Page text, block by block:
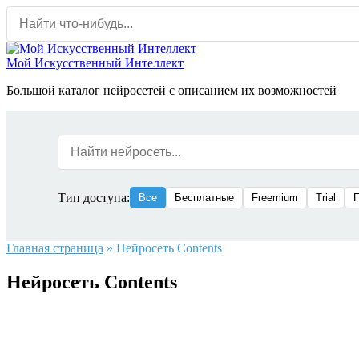
Перейти
содержанию
Мой Искусственный Интеллект
Большой каталог нейросетей с описанием их возможностей
Тип доступа: Все Бесплатные Freemium Trial
Главная страница » Нейросеть Contents
Нейросеть Contents